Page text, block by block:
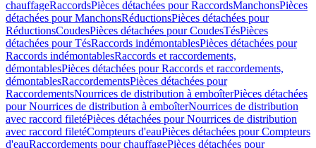
chauffageRaccordsPièces détachées pour RaccordsManchonsPièces
détachées pour ManchonsRéductionsPièces détachées pour
RéductionsCoudesPièces détachées pour CoudesTésPièces
détachées pour TésRaccords indémontablesPièces détachées pour
Raccords indémontablesRaccords et raccordements,
démontablesPièces détachées pour Raccords et raccordements,
démontablesRaccordementsPièces détachées pour
RaccordementsNourrices de distribution à emboîterPièces détachées
pour Nourrices de distribution à emboîterNourrices de distribution
avec raccord filetéPièces détachées pour Nourrices de distribution
avec raccord filetéCompteurs d'eauPièces détachées pour Compteurs
d'eauRaccordements pour chauffagePièces détachées pour